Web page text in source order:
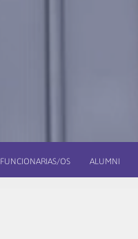
FUNCIONARIAS/OS ALUMNI